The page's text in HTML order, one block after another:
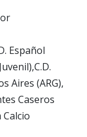
Español
Aires (ARG),
Caseros
Calcio